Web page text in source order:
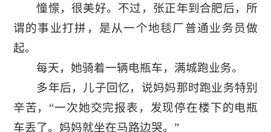
憧憬，很美好。不过，张正年到合肥后，所
谓的事业打拼，是从一个地毯厂普通业务员做
起。
每天，她骑着一辆电瓶车，满城跑业务。
多年后，儿子回忆，说妈妈那时跑业务特别
辛苦，“一次她交完报表，发现停在楼下的电瓶
车丢了。妈妈就坐在马路边哭。”